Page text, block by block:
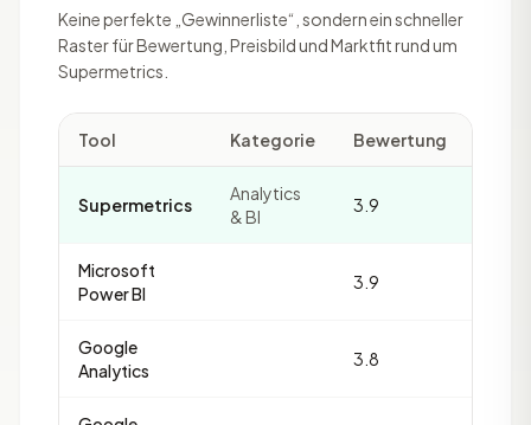
Keine perfekte „Gewinnerliste“, sondern ein schneller
Raster für Bewertung, Preisbild und Marktfit rund um
Supermetrics.
Tool Kategorie Bewertung
Supermetrics
Analytics
& BI
3.9
Microsoft
Power BI
3.9
Google
Analytics
3.8